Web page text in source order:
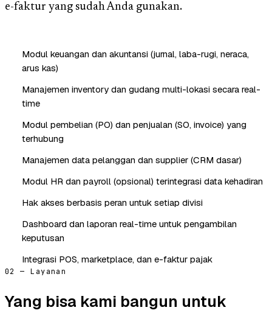
e-faktur yang sudah Anda gunakan.
Modul keuangan dan akuntansi (jurnal, laba-rugi, neraca,
arus kas)
Manajemen inventory dan gudang multi-lokasi secara real-
time
Modul pembelian (PO) dan penjualan (SO, invoice) yang
terhubung
Manajemen data pelanggan dan supplier (CRM dasar)
Modul HR dan payroll (opsional) terintegrasi data kehadiran
Hak akses berbasis peran untuk setiap divisi
Dashboard dan laporan real-time untuk pengambilan
keputusan
Integrasi POS, marketplace, dan e-faktur pajak
02 — Layanan
Yang bisa kami bangun untuk